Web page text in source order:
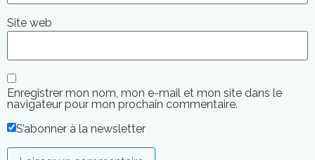
Site web
Enregistrer mon nom, mon e-mail et mon site dans le
navigateur pour mon prochain commentaire.
S’abonner à la newsletter